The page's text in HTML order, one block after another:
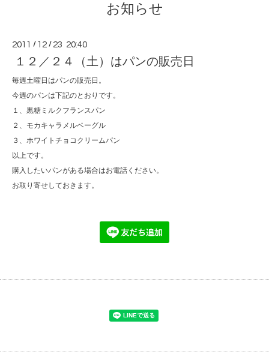
お知らせ
2011 / 12 / 23 20:40
１２／２４（土）はパンの販売日
毎週土曜日はパンの販売日。
今週のパンは下記のとおりです。
１、黒糖ミルクフランスパン
２、モカキャラメルベーグル
３、ホワイトチョコクリームパン
以上です。
購入したいパンがある場合はお電話ください。
お取り寄せしておきます。